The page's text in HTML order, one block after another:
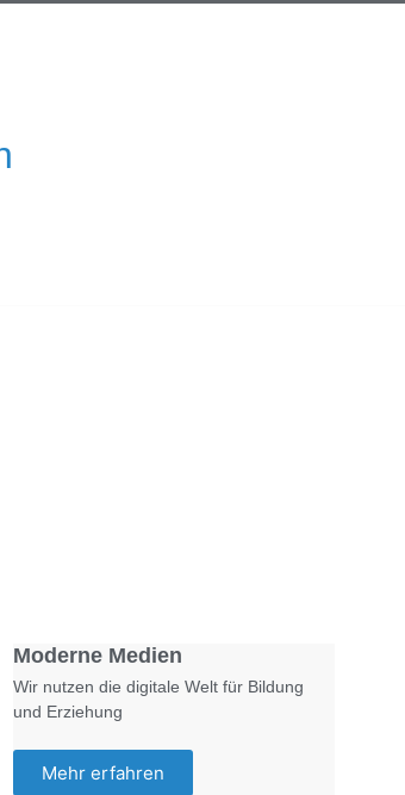
Moderne Medien
Wir nutzen die digitale Welt für Bildung
und Erziehung
Mehr erfahren